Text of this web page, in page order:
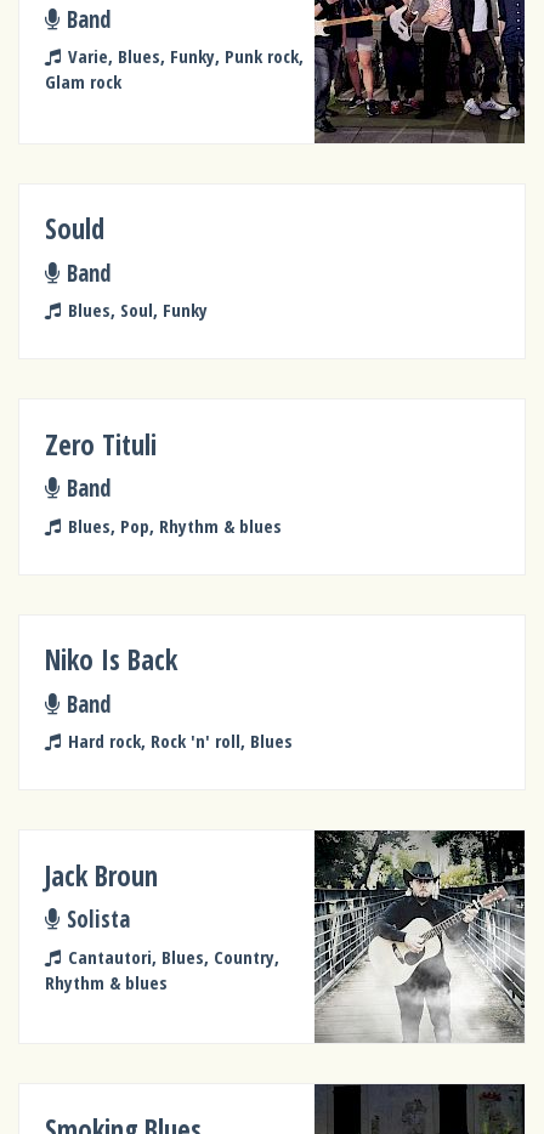
Band
Varie, Blues, Funky, Punk rock,
Glam rock
Sould
Band
Blues, Soul, Funky
Zero Tituli
Band
Blues, Pop, Rhythm & blues
Niko Is Back
Band
Hard rock, Rock 'n' roll, Blues
Jack Broun
Solista
Cantautori, Blues, Country,
Rhythm & blues